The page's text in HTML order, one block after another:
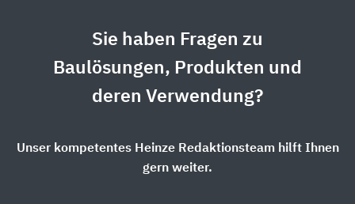
Sie haben Fragen zu
Baulösungen, Produkten und
deren Verwendung?
Unser kompetentes Heinze Redaktionsteam hilft Ihnen
gern weiter.